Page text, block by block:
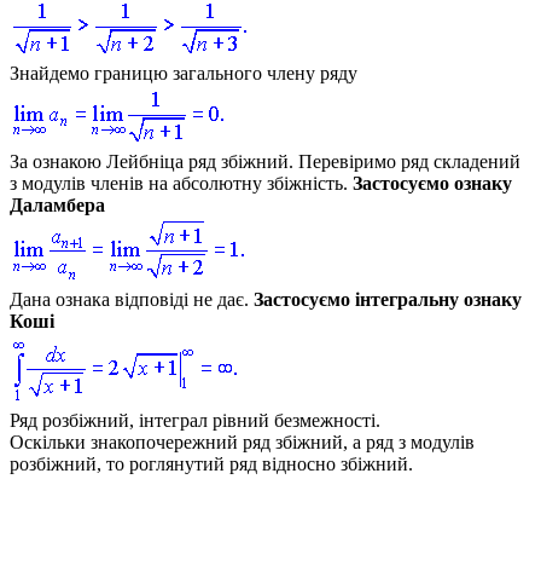
Знайдемо границю загального члену ряду
За ознакою Лейбніца ряд збіжний. Перевіримо ряд складений
з модулів членів на абсолютну збіжність. Застосуємо ознаку
Даламбера
Дана ознака відповіді не дає. Застосуємо інтегральну ознаку
Коші
Ряд розбіжний, інтеграл рівний безмежності.
Оскільки знакопочережний ряд збіжний, а ряд з модулів
розбіжний, то роглянутий ряд відносно збіжний.